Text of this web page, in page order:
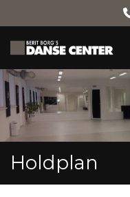
to
main
content
Holdplan